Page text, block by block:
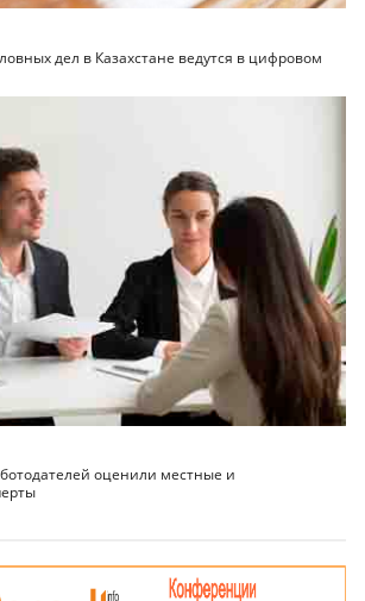
дел в Казахстане ведутся в цифровом
оценили местные и